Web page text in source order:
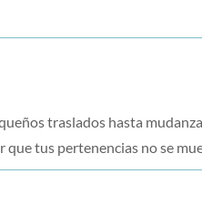
traslados hasta
tus pertenencias no se